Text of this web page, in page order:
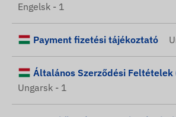
Engelsk - 1
Payment fizetési tájékoztató
Általános Szerződési Feltételek
Ungarsk - 1